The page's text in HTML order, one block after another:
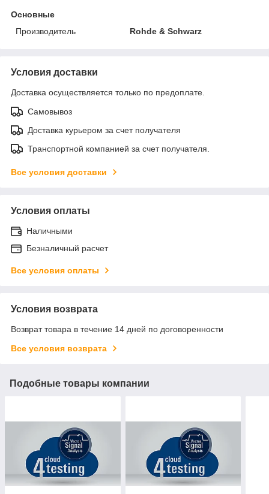
Основные
Производитель
Rohde & Schwarz
Условия доставки
Доставка осуществляется только по предоплате.
Самовывоз
Доставка курьером за счет получателя
Транспортной компанией за счет получателя.
Все условия доставки
Условия оплаты
Наличными
Безналичный расчет
Все условия оплаты
Условия возврата
Возврат товара в течение 14 дней по договоренности
Все условия возврата
Подобные товары компании